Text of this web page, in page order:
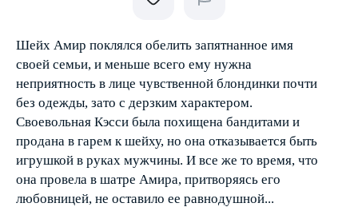
Шейх Амир поклялся обелить запятнанное имя
своей семьи, и меньше всего ему нужна
неприятность в лице чувственной блондинки почти
без одежды, зато с дерзким характером.
Своевольная Кэсси была похищена бандитами и
продана в гарем к шейху, но она отказывается быть
игрушкой в руках мужчины. И все же то время, что
она провела в шатре Амира, притворяясь его
любовницей, не оставило ее равнодушной...